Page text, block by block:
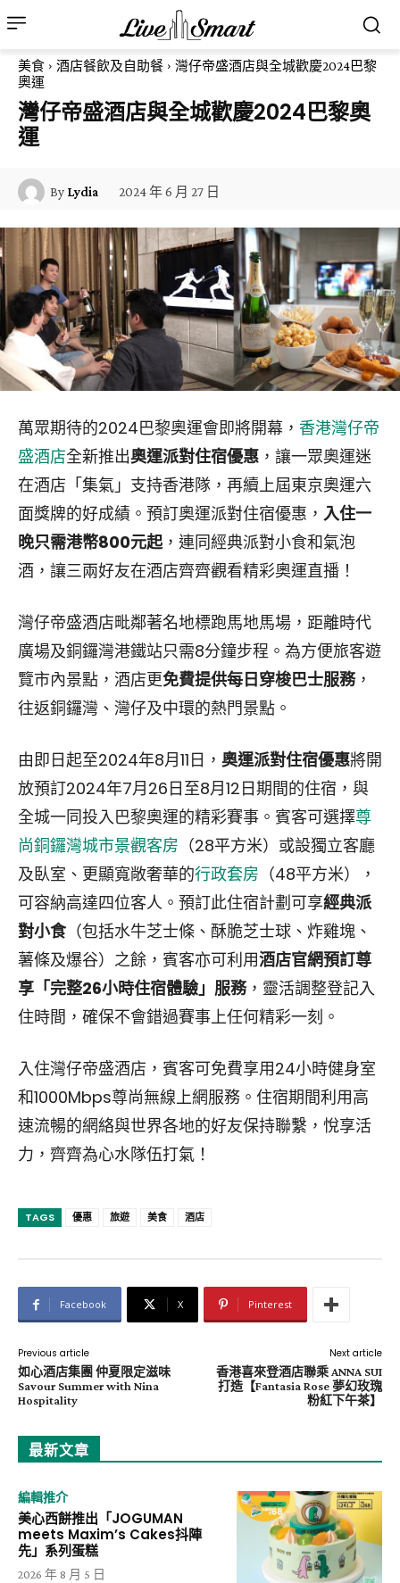
美食 酒店餐飲及自助餐
灣仔帝盛酒店與全城歡慶2024巴黎
奧運
灣仔帝盛酒店與全城歡慶2024巴黎奧
運
By Lydia 2024 年 6 月 27 日
萬眾期待的2024巴黎奧運會即將開幕， 香港灣仔帝
盛酒店全新推出奧運派對住宿優惠 ，讓一眾奧運迷
在酒店「集氣」支持香港隊，再續上屆東京奧運六
面獎牌的好成績。預訂奧運派對住宿優惠， 入住一
晚只需港幣800元起，連同經典派對小食和氣泡
酒，讓三兩好友在酒店齊齊觀看精彩奧運直播！
灣仔帝盛酒店毗鄰著名地標跑馬地馬場，距離時代
廣場及銅鑼灣港鐵站只需8分鐘步程。為方便旅客遊
覽市內景點，酒店更免費提供每日穿梭巴士服務，
往返銅鑼灣、灣仔及中環的熱門景點。
由即日起至2024年8月11日， 奧運派對住宿優惠將開
放預訂2024年7月26日至8月12日期間的住宿，與
全城一同投入巴黎奧運的精彩賽事。賓客可選擇尊
尚銅鑼灣城市景觀客房 （28平方米）或設獨立客廳
及臥室、更顯寬敞奢華的行政套房 （48平方米），
可容納高達四位客人。預訂此住宿計劃可享經典派
對小食（包括水牛芝士條、酥脆芝士球、炸雞塊、
薯條及爆谷）之餘，賓客亦可利用酒店官網預訂尊
享「完整26小時住宿體驗」服務，靈活調整登記入
住時間，確保不會錯過賽事上任何精彩一刻。
入住灣仔帝盛酒店，賓客可免費享用24小時健身室
和1000Mbps尊尚無線上網服務。住宿期間利用高
速流暢的網絡與世界各地的好友保持聯繫，悅享活
力，齊齊為心水隊伍打氣！
TAGS 優惠 旅遊 美食 酒店
Facebook X Pinterest
Previous article
如心酒店集團 仲夏限定滋味
Savour Summer with Nina
Hospitality
Next article
香港喜來登酒店聯乘 ANNA SUI
打造【Fantasia Rose 夢幻玫瑰
粉紅下午茶】
最新文章
編輯推介
美心西餅推出「JOGUMAN
meets Maxim’s Cakes抖陣
先」系列蛋糕
2026 年 8 月 5 日